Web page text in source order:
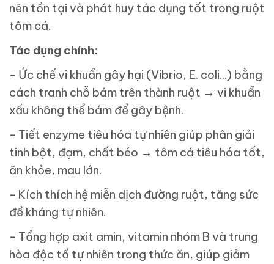
nên tồn tại và phát huy tác dụng tốt trong ruột
tôm cá.
Tác dụng chính:
- Ức chế vi khuẩn gây hại (Vibrio, E. coli...) bằng
cách tranh chỗ bám trên thành ruột → vi khuẩn
xấu không thể bám để gây bệnh.
- Tiết enzyme tiêu hóa tự nhiên giúp phân giải
tinh bột, đạm, chất béo → tôm cá tiêu hóa tốt,
ăn khỏe, mau lớn.
- Kích thích hệ miễn dịch đường ruột, tăng sức
đề kháng tự nhiên.
- Tổng hợp axit amin, vitamin nhóm B và trung
hòa độc tố tự nhiên trong thức ăn, giúp giảm